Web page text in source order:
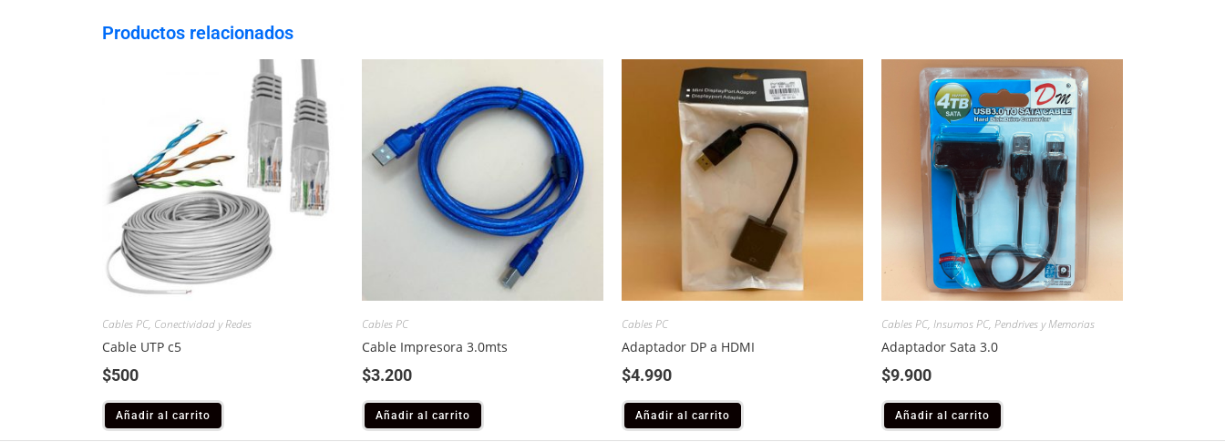
Productos relacionados
Cables PC, Conectividad y Redes
Cable UTP c5
$500
Añadir al carrito
Cables PC
Cable Impresora 3.0mts
$3.200
Añadir al carrito
Cables PC
Adaptador DP a HDMI
$4.990
Añadir al carrito
Cables PC, Insumos PC, Pendrives y Memorias
Adaptador Sata 3.0
$9.900
Añadir al carrito